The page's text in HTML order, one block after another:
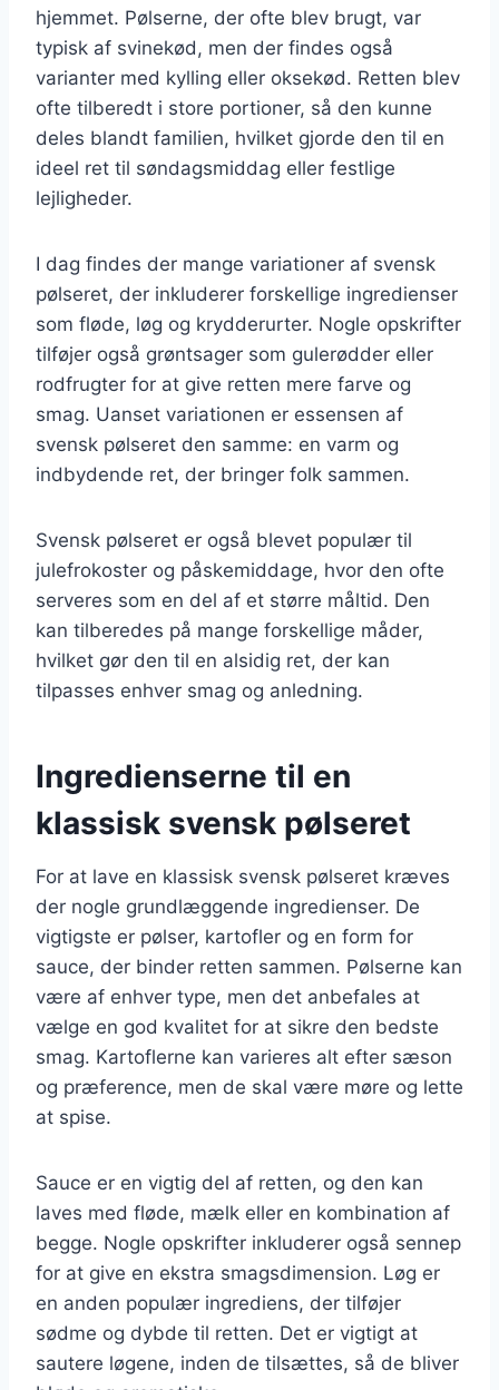
hjemmet. Pølserne, der ofte blev brugt, var
typisk af svinekød, men der findes også
varianter med kylling eller oksekød. Retten blev
ofte tilberedt i store portioner, så den kunne
deles blandt familien, hvilket gjorde den til en
ideel ret til søndagsmiddag eller festlige
lejligheder.
I dag findes der mange variationer af svensk
pølseret, der inkluderer forskellige ingredienser
som fløde, løg og krydderurter. Nogle opskrifter
tilføjer også grøntsager som gulerødder eller
rodfrugter for at give retten mere farve og
smag. Uanset variationen er essensen af
svensk pølseret den samme: en varm og
indbydende ret, der bringer folk sammen.
Svensk pølseret er også blevet populær til
julefrokoster og påskemiddage, hvor den ofte
serveres som en del af et større måltid. Den
kan tilberedes på mange forskellige måder,
hvilket gør den til en alsidig ret, der kan
tilpasses enhver smag og anledning.
Ingredienserne til en
klassisk svensk pølseret
For at lave en klassisk svensk pølseret kræves
der nogle grundlæggende ingredienser. De
vigtigste er pølser, kartofler og en form for
sauce, der binder retten sammen. Pølserne kan
være af enhver type, men det anbefales at
vælge en god kvalitet for at sikre den bedste
smag. Kartoflerne kan varieres alt efter sæson
og præference, men de skal være møre og lette
at spise.
Sauce er en vigtig del af retten, og den kan
laves med fløde, mælk eller en kombination af
begge. Nogle opskrifter inkluderer også sennep
for at give en ekstra smagsdimension. Løg er
en anden populær ingrediens, der tilføjer
sødme og dybde til retten. Det er vigtigt at
sautere løgene, inden de tilsættes, så de bliver